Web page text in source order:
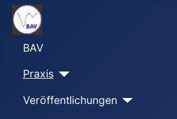
BAV
Praxis
Veröffentlichungen